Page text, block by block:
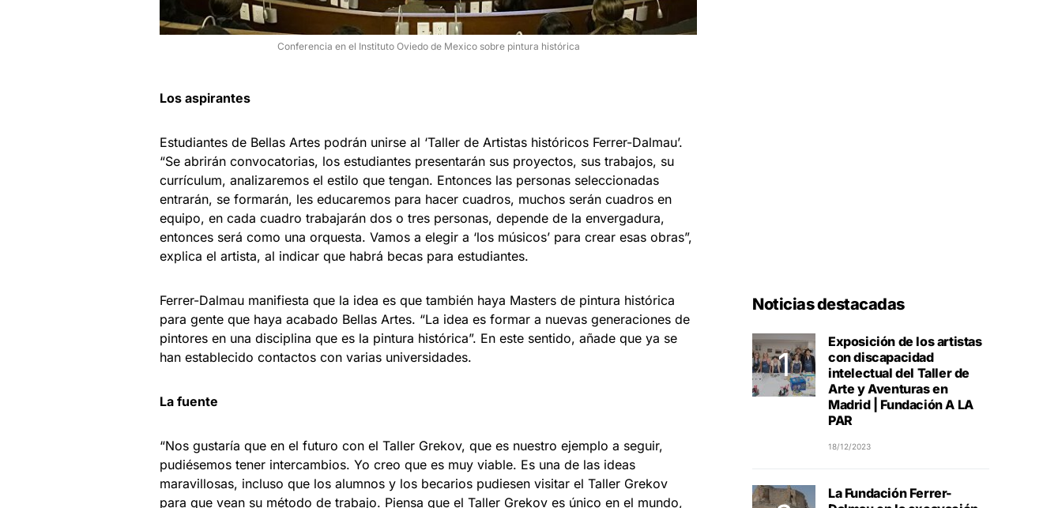
Conferencia en el Instituto Oviedo de Mexico sobre pintura histórica
Los aspirantes
Estudiantes de Bellas Artes podrán unirse al ‘Taller de Artistas históricos Ferrer-Dalmau’.
“Se abrirán convocatorias, los estudiantes presentarán sus proyectos, sus trabajos, su
currículum, analizaremos el estilo que tengan. Entonces las personas seleccionadas
entrarán, se formarán, les educaremos para hacer cuadros, muchos serán cuadros en
equipo, en cada cuadro trabajarán dos o tres personas, depende de la envergadura,
entonces será como una orquesta. Vamos a elegir a ‘los músicos’ para crear esas obras”,
explica el artista, al indicar que habrá becas para estudiantes.
Ferrer-Dalmau manifiesta que la idea es que también haya Masters de pintura histórica
para gente que haya acabado Bellas Artes. “La idea es formar a nuevas generaciones de
pintores en una disciplina que es la pintura histórica”. En este sentido, añade que ya se
han establecido contactos con varias universidades.
La fuente
“Nos gustaría que en el futuro con el Taller Grekov, que es nuestro ejemplo a seguir,
pudiésemos tener intercambios. Yo creo que es muy viable. Es una de las ideas
maravillosas, incluso que los alumnos y los becarios pudiesen visitar el Taller Grekov
para que vean su método de trabajo. Piensa que el Taller Grekov es único en el mundo,
Noticias destacadas
Exposición de los artistas
con discapacidad
intelectual del Taller de
Arte y Aventuras en
Madrid | Fundación A LA
PAR
18/12/2023
La Fundación Ferrer-